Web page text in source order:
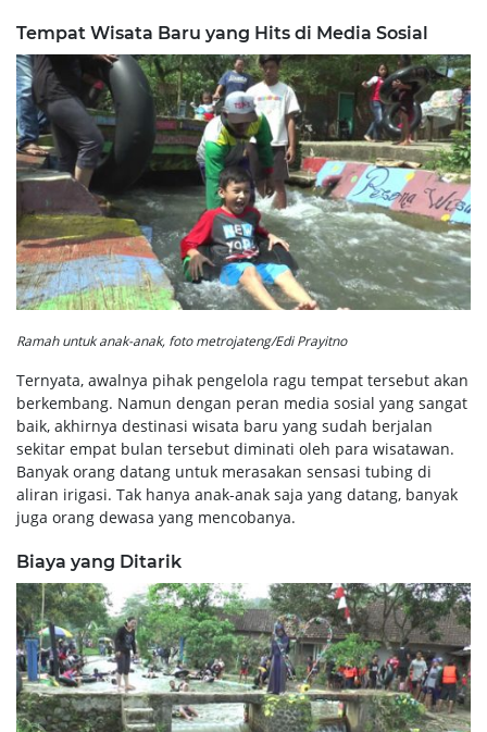
Tempat Wisata Baru yang Hits di Media Sosial
Ramah untuk anak-anak, foto metrojateng/Edi Prayitno
Ternyata, awalnya pihak pengelola ragu tempat tersebut akan
berkembang. Namun dengan peran media sosial yang sangat
baik, akhirnya destinasi wisata baru yang sudah berjalan
sekitar empat bulan tersebut diminati oleh para wisatawan.
Banyak orang datang untuk merasakan sensasi tubing di
aliran irigasi. Tak hanya anak-anak saja yang datang, banyak
juga orang dewasa yang mencobanya.
Biaya yang Ditarik